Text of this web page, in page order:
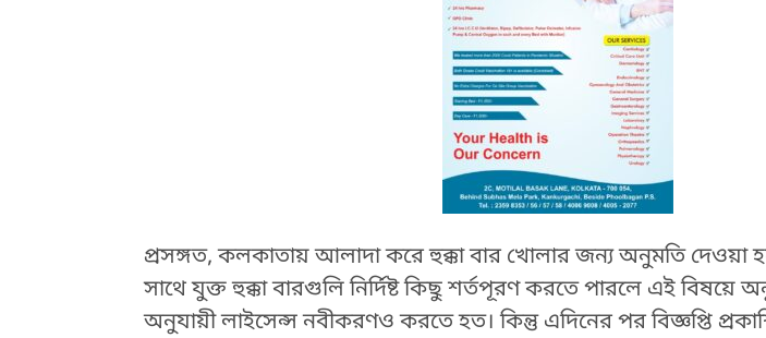
প্রসঙ্গত, কলকাতায় আলাদা করে হুক্কা বার খোলার জন্য অনুমতি দেওয়া
সাথে যুক্ত হুক্কা বারগুলি নির্দিষ্ট কিছু শর্তপূরণ করতে পারলে এই বিষয়ে
অনুযায়ী লাইসেন্স নবীকরণও করতে হত। কিন্তু এদিনের পর বিজ্ঞপ্তি